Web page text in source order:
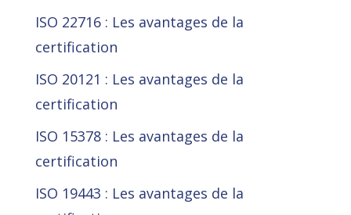
ISO 22716 : Les avantages de la
certification
ISO 20121 : Les avantages de la
certification
ISO 15378 : Les avantages de la
certification
ISO 19443 : Les avantages de la